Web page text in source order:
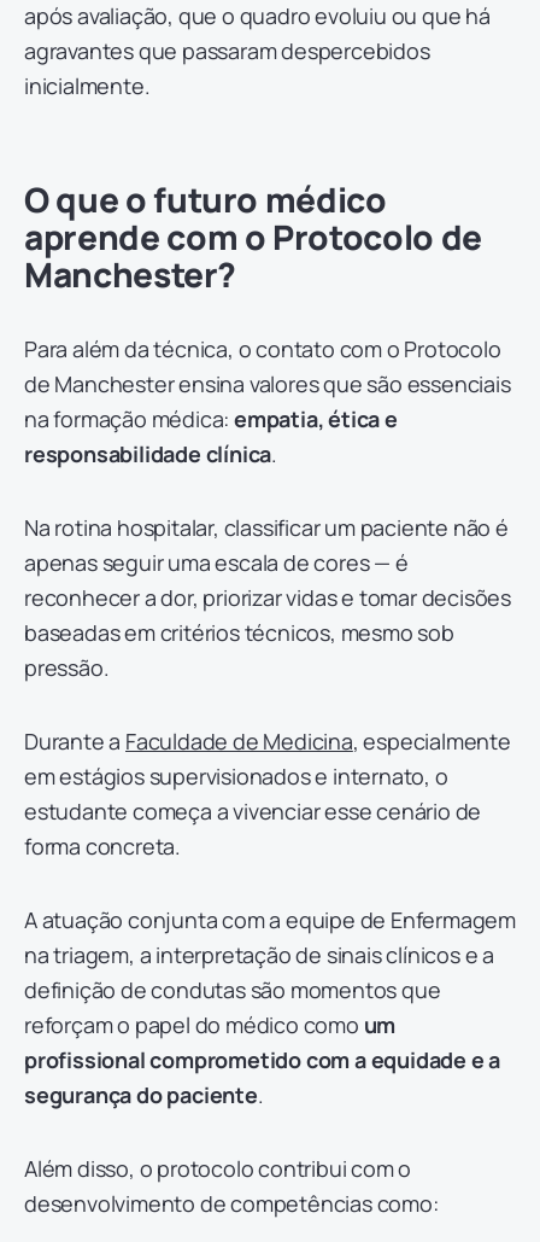
após avaliação, que o quadro evoluiu ou que há
agravantes que passaram despercebidos
inicialmente.
O que o futuro médico
aprende com o Protocolo de
Manchester?
Para além da técnica, o contato com o Protocolo
de Manchester ensina valores que são essenciais
na formação médica:empatia, ética e
responsabilidade clínica.
Na rotina hospitalar, classificar um paciente não é
apenas seguir uma escala de cores — é
reconhecer a dor, priorizar vidas e tomar decisões
baseadas em critérios técnicos, mesmo sob
pressão.
Durante a Faculdade de Medicina, especialmente
em estágios supervisionados e internato, o
estudante começa a vivenciar esse cenário de
forma concreta.
A atuação conjunta com a equipe de Enfermagem
na triagem, a interpretação de sinais clínicos e a
definição de condutas são momentos que
reforçam o papel do médico como um
profissional comprometido com a equidade e a
segurança do paciente.
Além disso, o protocolo contribui com o
desenvolvimento de competências como: